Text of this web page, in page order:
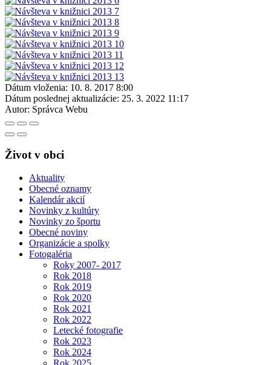
Dátum vloženia: 10. 8. 2017 8:00
Dátum poslednej aktualizácie: 25. 3. 2022 11:17
Autor: Správca Webu
Život v obci
Aktuality
Obecné oznamy
Kalendár akcií
Novinky z kultúry
Novinky zo športu
Obecné noviny
Organizácie a spolky
Fotogaléria
Roky 2007- 2017
Rok 2018
Rok 2019
Rok 2020
Rok 2021
Rok 2022
Letecké fotografie
Rok 2023
Rok 2024